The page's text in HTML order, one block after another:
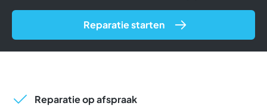
Reparatie starten
Reparatie op afspraak